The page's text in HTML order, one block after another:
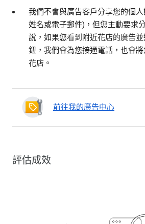
我們不會與廣告客戶分享您的個
姓名或電子郵件)，但您主動要求
說，如果您看到附近花店的廣告
鈕，我們會為您接通電話，也會
花店。
前往我的廣告中心
評估成效